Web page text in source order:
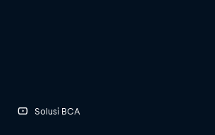
Solusi BCA